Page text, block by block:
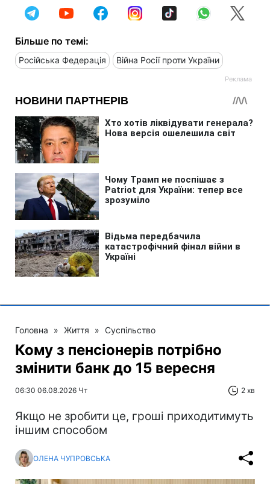
Більше по темі:
Російська Федерація Війна Росії проти України
Головна » Життя » Суспільство
Кому з пенсіонерів потрібно
змінити банк до 15 вересня
06:30 06.08.2026 Чт 2 хв
Якщо не зробити це, гроші приходитимуть
іншим способом
ОЛЕНА ЧУПРОВСЬКА